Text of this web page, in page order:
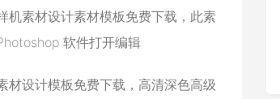
机素材设计素材模板免费下载，此素
软件打开编辑
材设计模板免费下载，高清深色高级